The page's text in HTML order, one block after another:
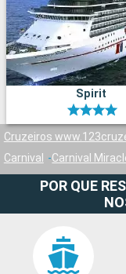
Spirit
Cruzeiros
Carnival
Carnival
POR QUE